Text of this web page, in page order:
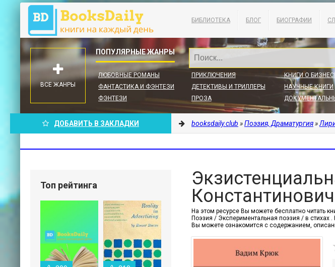
БИБЛИОТЕКА БЛОГ БИОГРАФИИ
ЛЮБОВНЫЕ РОМАНЫ
ФАНТАСТИКА И ФЭНТЕЗИ
ФЭНТЕЗИ
ПРИКЛЮЧЕНИЯ
ДЕТЕКТИВЫ И ТРИЛЛЕРЫ
ПРОЗА
КНИГИ О
НАУЧНЫЕ КНИГИ
ВСЕ ЖАНРЫ
ДОБАВИТЬ В ЗАКЛАДКИ booksdaily.club »Поэзия, Драматургия»
На этом ресурсе Вы можете бесплатно читать
Поэзия / Экспериментальная поэзия / в стихах
Вы можете ознакомится с содержанием,
Топ рейтинга